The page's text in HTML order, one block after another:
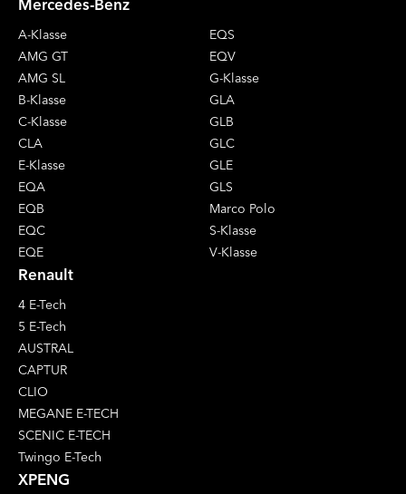
Mercedes-Benz
A-Klasse
AMG GT
AMG SL
B-Klasse
C-Klasse
CLA
E-Klasse
EQA
EQB
EQC
EQE
EQS
EQV
G-Klasse
GLA
GLB
GLC
GLE
GLS
Marco Polo
S-Klasse
V-Klasse
Renault
4 E-Tech
5 E-Tech
AUSTRAL
CAPTUR
CLIO
MEGANE E-TECH
SCENIC E-TECH
Twingo E-Tech
XPENG